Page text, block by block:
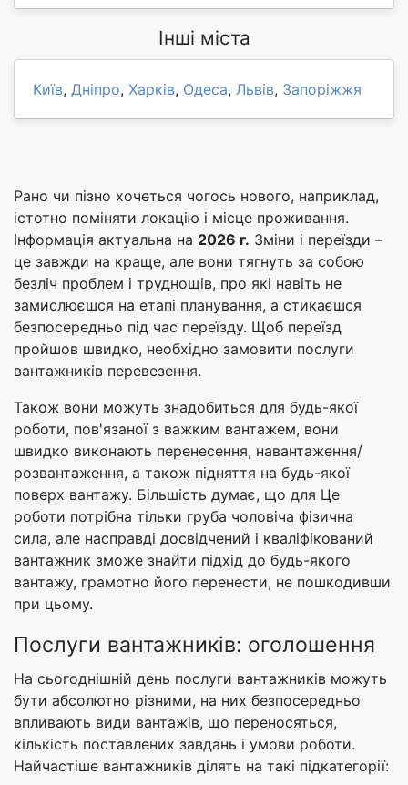
Інші міста
Київ, Дніпро, Харків, Одеса, Львів, Запоріжжя
Рано чи пізно хочеться чогось нового, наприклад,
істотно поміняти локацію і місце проживання.
Інформація актуальна на 2026 г. Зміни і переїзди –
це завжди на краще, але вони тягнуть за собою
безліч проблем і труднощів, про які навіть не
замислюєшся на етапі планування, а стикаєшся
безпосередньо під час переїзду. Щоб переїзд
пройшов швидко, необхідно замовити послуги
вантажників перевезення.
Також вони можуть знадобиться для будь-якої
роботи, пов'язаної з важким вантажем, вони
швидко виконають перенесення, навантаження/
розвантаження, а також підняття на будь-якої
поверх вантажу. Більшість думає, що для Це
роботи потрібна тільки груба чоловіча фізична
сила, але насправді досвідчений і кваліфікований
вантажник зможе знайти підхід до будь-якого
вантажу, грамотно його перенести, не пошкодивши
при цьому.
Послуги вантажників: оголошення
На сьогоднішній день послуги вантажників можуть
бути абсолютно різними, на них безпосередньо
впливають види вантажів, що переносяться,
кількість поставлених завдань і умови роботи.
Найчастіше вантажників ділять на такі підкатегорії: